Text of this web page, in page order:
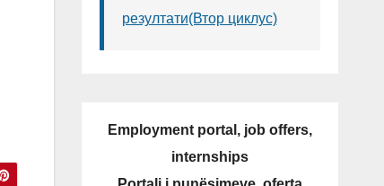
резултати(Втор циклус)
Employment portal, job offers,
internships